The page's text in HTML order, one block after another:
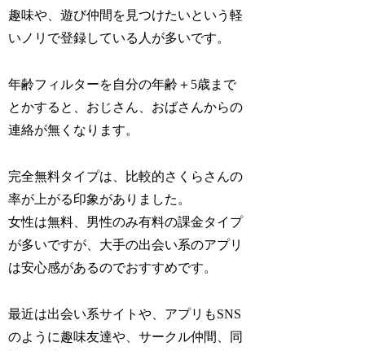
趣味や、遊び仲間を見つけたいという軽
いノリで登録している人が多いです。
年齢フィルターを自分の年齢＋5歳まで
とかすると、おじさん、おばさんからの
連絡が無くなります。
完全無料タイプは、比較的さくらさんの
率が上がる印象がありました。
女性は無料、男性のみ有料の課金タイプ
が多いですが、大手の出会い系のアプリ
は安心感があるのでおすすめです。
最近は出会い系サイトや、アプリもSNS
のように趣味友達や、サークル仲間、同